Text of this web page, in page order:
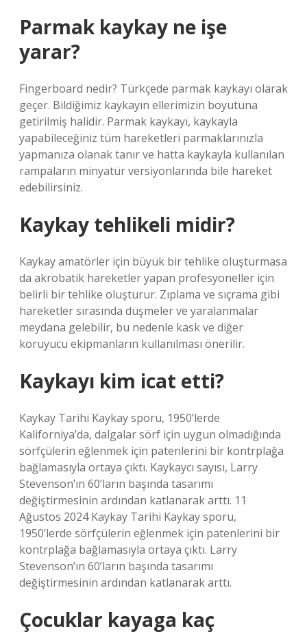
Parmak kaykay ne işe
yarar?
Fingerboard nedir? Türkçede parmak kaykayı olarak
geçer. Bildiğimiz kaykayın ellerimizin boyutuna
getirilmiş halidir. Parmak kaykayı, kaykayla
yapabileceğiniz tüm hareketleri parmaklarınızla
yapmanıza olanak tanır ve hatta kaykayla kullanılan
rampaların minyatür versiyonlarında bile hareket
edebilirsiniz.
Kaykay tehlikeli midir?
Kaykay amatörler için büyük bir tehlike oluşturmasa
da akrobatik hareketler yapan profesyoneller için
belirli bir tehlike oluşturur. Zıplama ve sıçrama gibi
hareketler sırasında düşmeler ve yaralanmalar
meydana gelebilir, bu nedenle kask ve diğer
koruyucu ekipmanların kullanılması önerilir.
Kaykayı kim icat etti?
Kaykay Tarihi Kaykay sporu, 1950’lerde
Kaliforniya’da, dalgalar sörf için uygun olmadığında
sörfçülerin eğlenmek için patenlerini bir kontrplağa
bağlamasıyla ortaya çıktı. Kaykaycı sayısı, Larry
Stevenson’ın 60’ların başında tasarımı
değiştirmesinin ardından katlanarak arttı. 11
Ağustos 2024 Kaykay Tarihi Kaykay sporu,
1950’lerde sörfçülerin eğlenmek için patenlerini bir
kontrplağa bağlamasıyla ortaya çıktı. Larry
Stevenson’ın 60’ların başında tasarımı
değiştirmesinin ardından katlanarak arttı.
Çocuklar kayaga kaç